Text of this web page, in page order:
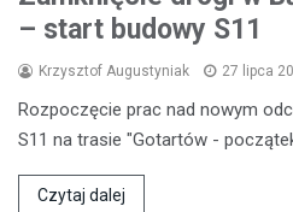
– start budowy S11
Krzysztof Augustyniak 27 lipca
Rozpoczęcie prac nad nowym
S11 na trasie "Gotartów -
Czytaj dalej